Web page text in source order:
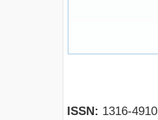
ISSN: 1316-4910